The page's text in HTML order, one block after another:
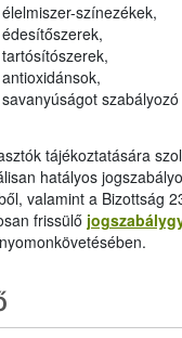
élelmiszer-színezékek,
édesítőszerek,
tartósítószerek,
antioxidánsok,
savanyúságot
tájékoztatására
hatályos
valamint a Bizottság
frissülő